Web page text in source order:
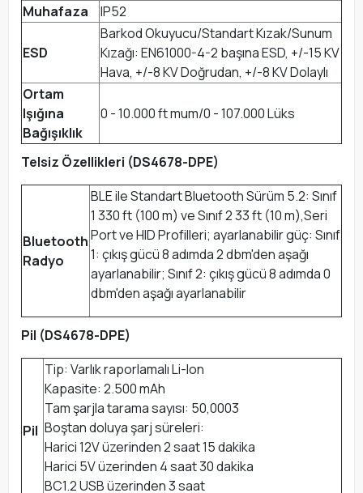
Muhafaza
IP52
ESD
Barkod Okuyucu/Standart Kızak/Sunum
Kızağı: EN61000-4-2 başına ESD, +/-15 KV
Hava, +/-8 KV Doğrudan, +/-8 KV Dolaylı
Ortam
Işığına
Bağışıklık
0 - 10.000 ft mum/0 - 107.000 Lüks
Telsiz Özellikleri (DS4678-DPE)
Bluetooth
Radyo
BLE ile Standart Bluetooth Sürüm 5.2: Sınıf
1 330 ft (100 m) ve Sınıf 2 33 ft (10 m),Seri
Port ve HID Profilleri; ayarlanabilir güç: Sınıf
1: çıkış gücü 8 adımda 2 dbm'den aşağı
ayarlanabilir; Sınıf 2: çıkış gücü 8 adımda 0
dbm'den aşağı ayarlanabilir
Pil (DS4678-DPE)
Pil
Tip: Varlık raporlamalı Li-Ion
Kapasite: 2.500 mAh
Tam şarjla tarama sayısı: 50,0003
Boştan doluya şarj süreleri:
Harici 12V üzerinden 2 saat 15 dakika
Harici 5V üzerinden 4 saat 30 dakika
BC1.2 USB üzerinden 3 saat